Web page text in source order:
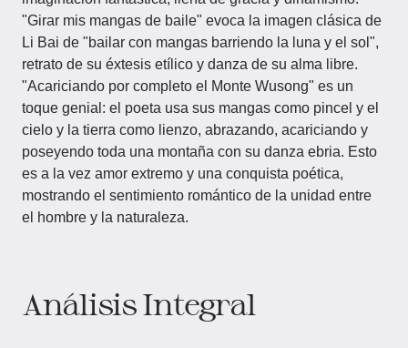
"Girar mis mangas de baile" evoca la imagen clásica de
Li Bai de "bailar con mangas barriendo la luna y el sol",
retrato de su éxtesis etílico y danza de su alma libre.
"Acariciando por completo el Monte Wusong" es un
toque genial: el poeta usa sus mangas como pincel y el
cielo y la tierra como lienzo, abrazando, acariciando y
poseyendo toda una montaña con su danza ebria. Esto
es a la vez amor extremo y una conquista poética,
mostrando el sentimiento romántico de la unidad entre
el hombre y la naturaleza.
Análisis Integral